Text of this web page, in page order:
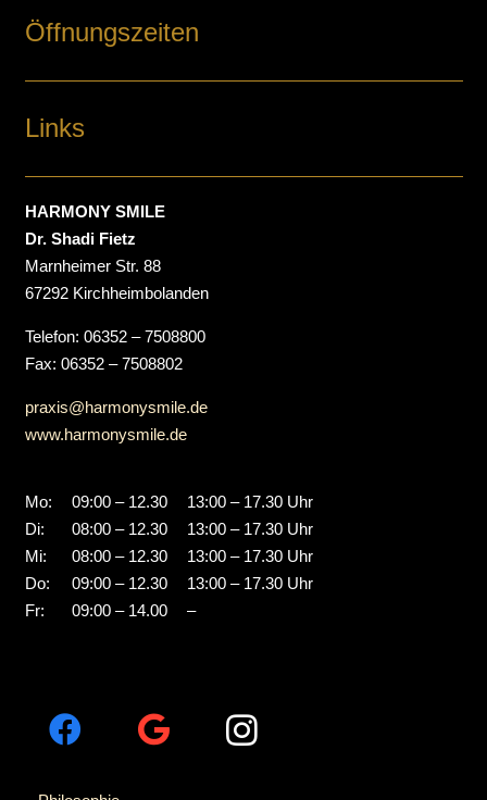
Öffnungszeiten
Links
HARMONY SMILE
Dr. Shadi Fietz
Marnheimer Str. 88
67292 Kirchheimbolanden
Telefon: 06352 – 7508800
Fax: 06352 – 7508802
praxis@harmonysmile.de
www.harmonysmile.de
Mo:
Di:
Mi:
Do:
Fr:
09:00 – 12.30
08:00 – 12.30
08:00 – 12.30
09:00 – 12.30
09:00 – 14.00
13:00 – 17.30 Uhr
13:00 – 17.30 Uhr
13:00 – 17.30 Uhr
13:00 – 17.30 Uhr
–